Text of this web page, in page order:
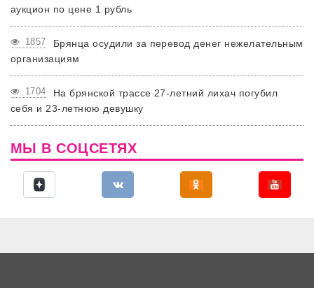
аукцион по цене 1 рубль
1857
Брянца осудили за перевод денег нежелательным
организациям
1704
На брянской трассе 27-летний лихач погубил
себя и 23-летнюю девушку
МЫ В СОЦСЕТЯХ